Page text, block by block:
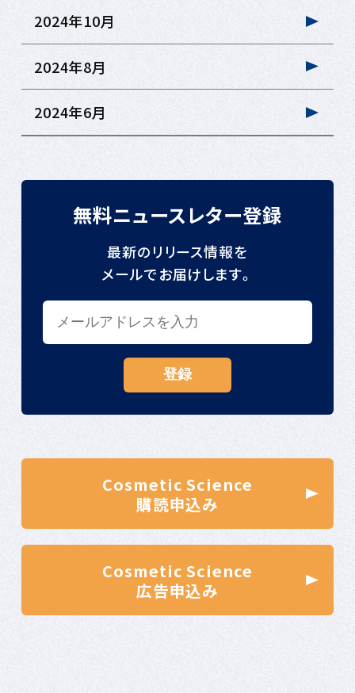
2024年10月
2024年8月
2024年6月
無料ニュースレター登録
最新のリリース情報を
メールでお届けします。
Cosmetic Science
購読申込み
Cosmetic Science
広告申込み